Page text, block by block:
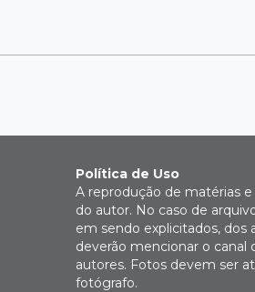
Política de Uso
A reprodução de matérias
do autor. No caso de
em sendo explicitados, dos
deverão mencionar o canal
autores. Fotos devem ser
fotógrafo.